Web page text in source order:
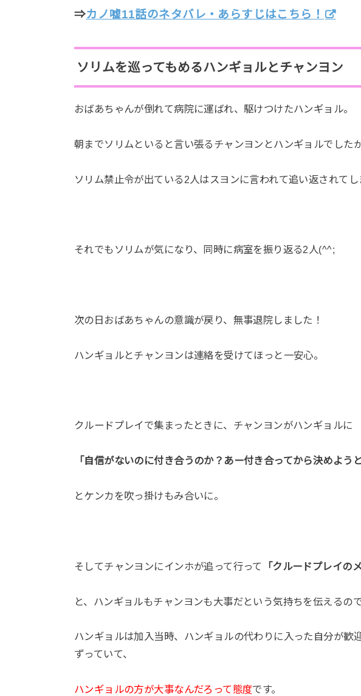
⇒カノ嘘11話のネタバレ・あらすじはこちら！
ソリムを巡ってもめるハンギョルとチャンヨン
おばあちゃんが倒れて病院に運ばれ、駆けつけたハンギョル。
朝までソリムといると言い張るチャンヨンとハンギョルでしたが
ソリム禁止令が出ている2人はスヨンに言われて追い返されてし
それでもソリムが気になり、同時に病室を振り返る2人(^^;
次の日おばあちゃんの意識が戻り、無事退院しました！
ハンギョルとチャンヨンは連絡を受けてほっと一安心。
クルードプレイで集まったときに、チャンヨンがハンギョルに
「自信がないのに付き合うのか？あー付き合ってから決めようと
とケンカを吹っ掛けもみ合いに。
そしてチャンヨンにインホが追って行って 「クルードプレイの
と、ハンギョルもチャンヨンも大事だという気持ちを伝えるので
ハンギョルは加入当時、ハンギョルの代わりに入った自分が歓
ずっていて、
ハンギョルの方が大事なんだろって態度です。